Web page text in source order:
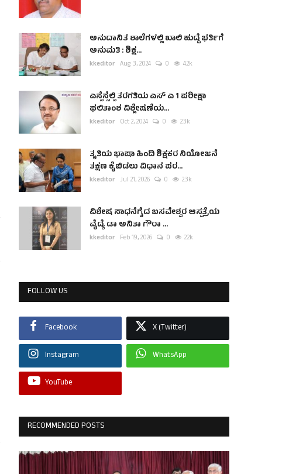
ಅನುದಾನಿತ ಶಾಲೆಗಳಲ್ಲಿ ಖಾಲಿ ಹುದ್ದೆ ಭರ್ತಿಗೆ
ಅನುಮತಿ : ಶಿಕ್ಷ...
kkeditor Aug 3, 2024 0 4.2k
ಎಸ್ಸೆಸ್ಸೆಲ್ಸಿ ತರಗತಿಯ ಎಸ್ ಎ 1 ಪರೀಕ್ಷಾ
ಫಲಿತಾಂಶ ವಿಶ್ಲೇಷಣೆಯ...
kkeditor Oct 2, 2024 0 2.3k
ತೃತಿಯ ಭಾಷಾ ಹಿಂದಿ ಶಿಕ್ಷಕರ ನಿಯೋಜನೆ
ತಕ್ಷಣ ಕೈಬಿಡಲು ವಿಧಾನ ಪರ...
kkeditor Jul 21, 2026 0 2.3k
ವಿಶೇಷ ಸಾಧನೆಗೈದ ಬಸವೇಶ್ವರ ಆಸ್ಪತ್ರೆಯ
ವೈದ್ಯೆ ಡಾ ಅನಿತಾ ಗೌರಾ ...
kkeditor Feb 19, 2026 0 2.2k
FOLLOW US
Facebook X (Twitter)
Instagram WhatsApp
YouTube
RECOMMENDED POSTS